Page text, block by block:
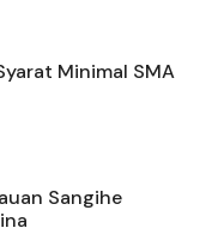
Minimal SMA
Sangihe